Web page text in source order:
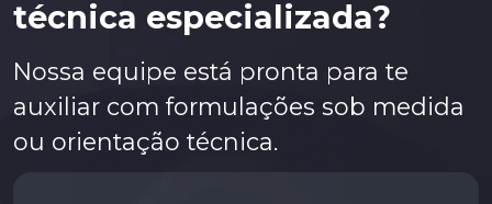
Quakercool 7595 VEG BF
Rutilus 2
técnica especializada?
Nossa equipe está pronta para te
auxiliar com formulações sob medida
ou orientação técnica.